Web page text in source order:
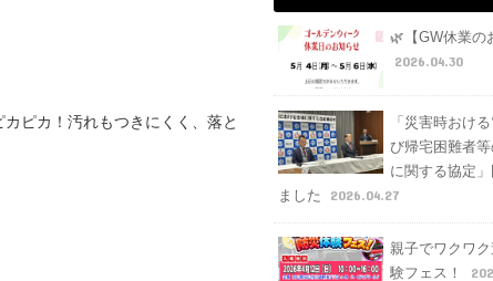
ピカ！汚れもつきにくく、落と
🌿【GW休業の
2026.04.30
「災害時おけ
び帰宅困難者
に関する協定
ました
2026.04.27
親子でワクワ
験フェス！